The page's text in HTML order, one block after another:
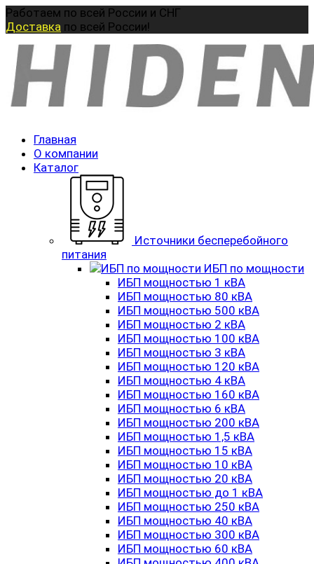
Перейти
к
Работаем по всей России и СНГ
Доставка по всей России!
Главная
О компании
Каталог
Источники бесперебойного
питания
ИБП по мощности
ИБП мощностью 1 кВА
ИБП мощностью 80 кВА
ИБП мощностью 500 кВА
ИБП мощностью 2 кВА
ИБП мощностью 100 кВА
ИБП мощностью 3 кВА
ИБП мощностью 120 кВА
ИБП мощностью 4 кВА
ИБП мощностью 160 кВА
ИБП мощностью 6 кВА
ИБП мощностью 200 кВА
ИБП мощностью 1,5 кВА
ИБП мощностью 15 кВА
ИБП мощностью 10 кВА
ИБП мощностью 20 кВА
ИБП мощностью до 1 кВА
ИБП мощностью 250 кВА
ИБП мощностью 40 кВА
ИБП мощностью 300 кВА
ИБП мощностью 60 кВА